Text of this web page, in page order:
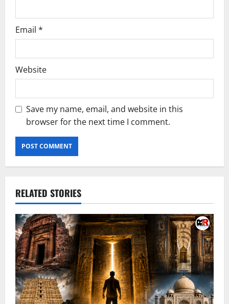
Email *
Website
Save my name, email, and website in this
browser for the next time I comment.
RELATED STORIES